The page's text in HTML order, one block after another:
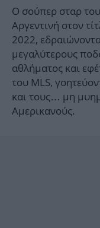
Ο σούπερ σταρ
Αργεντινή στον
2022,
μεγαλύτερους
αθλήματος και
του MLS,
και τους… μη
Αμερικανούς.